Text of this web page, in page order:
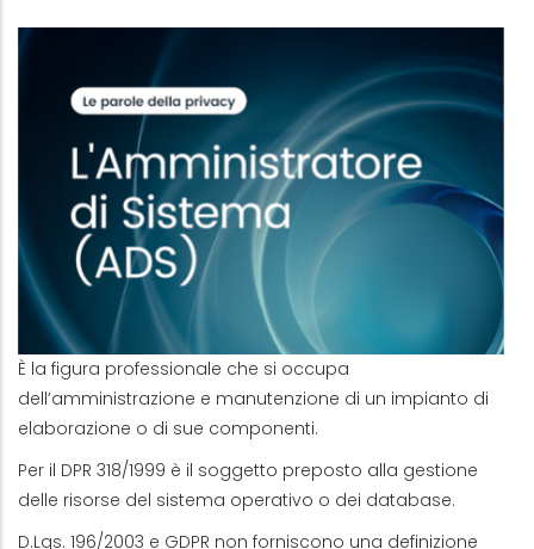
È la figura professionale che si occupa
dell’amministrazione e manutenzione di un impianto di
elaborazione o di sue componenti.
Per il DPR 318/1999 è il soggetto preposto alla gestione
delle risorse del sistema operativo o dei database.
D.Lgs. 196/2003 e GDPR non forniscono una definizione